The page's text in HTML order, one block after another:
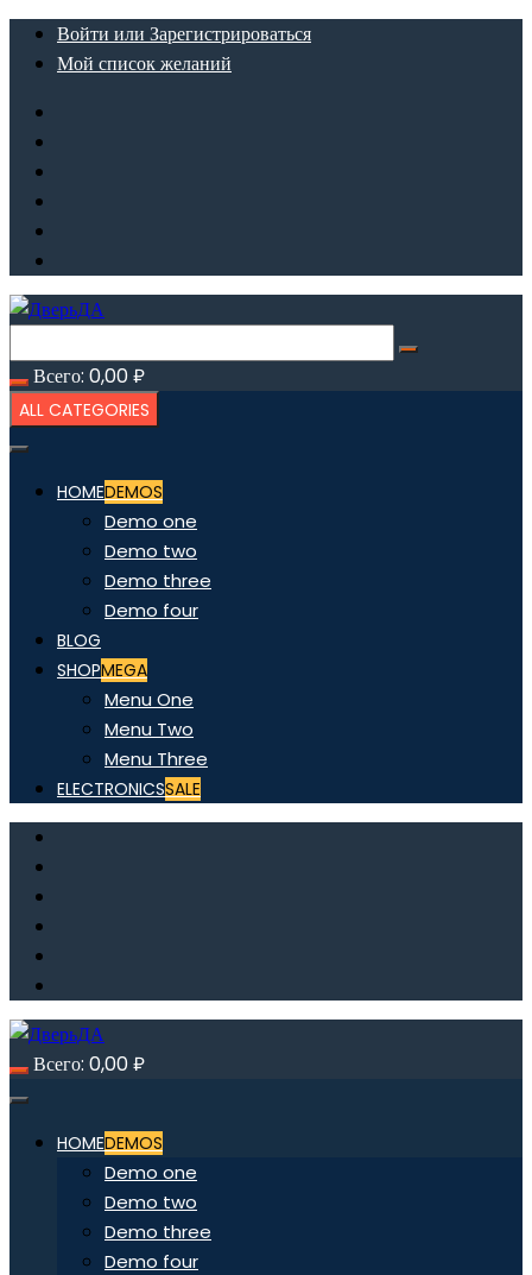
ПерейтиВойти или Зарегистрироваться
Мой список желаний
Всего: 0,00₽
ALL CATEGORIES
HOMEDEMOS
Demo one
Demo two
Demo three
Demo four
BLOG
SHOPMEGA
Menu One
Menu Two
Menu Three
ELECTRONICSSALE
Всего: 0,00₽
HOMEDEMOS
Demo one
Demo two
Demo three
Demo four